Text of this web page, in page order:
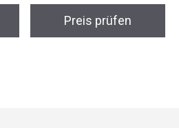
Exerz YogaFlex Rad –
Yoga & Pilates Rolle